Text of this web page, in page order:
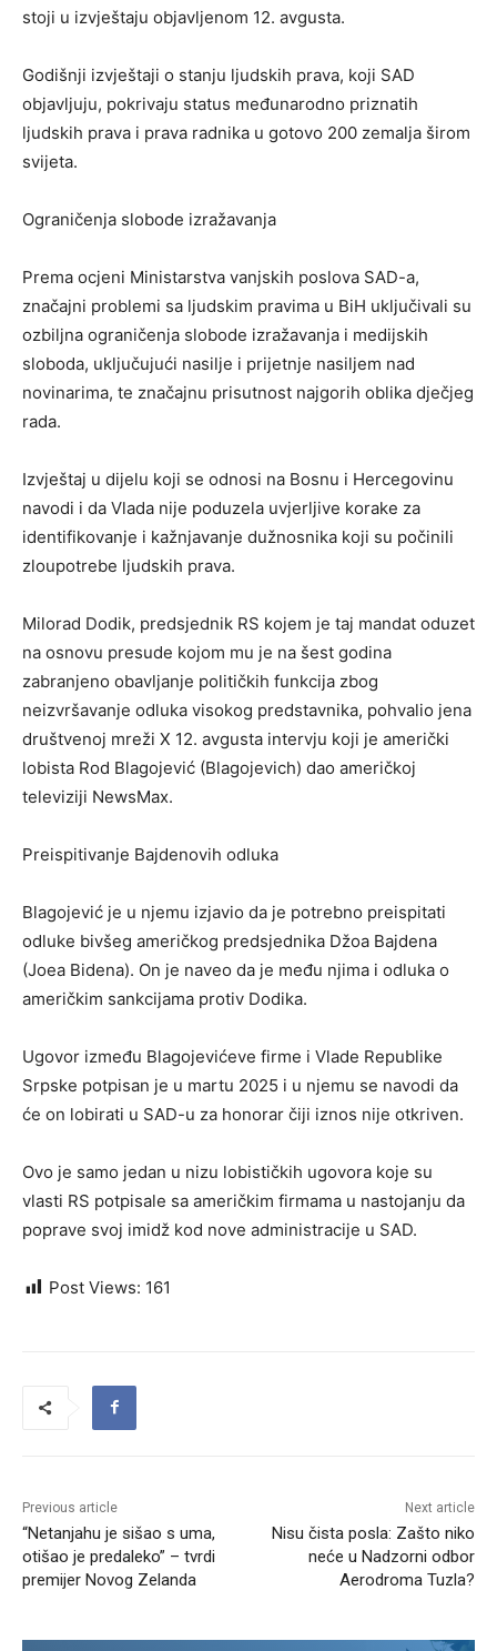
stoji u izvještaju objavljenom 12. avgusta.
Godišnji izvještaji o stanju ljudskih prava, koji SAD
objavljuju, pokrivaju status međunarodno priznatih
ljudskih prava i prava radnika u gotovo 200 zemalja širom
svijeta.
Ograničenja slobode izražavanja
Prema ocjeni Ministarstva vanjskih poslova SAD-a,
značajni problemi sa ljudskim pravima u BiH uključivali su
ozbiljna ograničenja slobode izražavanja i medijskih
sloboda, uključujući nasilje i prijetnje nasiljem nad
novinarima, te značajnu prisutnost najgorih oblika dječjeg
rada.
Izvještaj u dijelu koji se odnosi na Bosnu i Hercegovinu
navodi i da Vlada nije poduzela uvjerljive korake za
identifikovanje i kažnjavanje dužnosnika koji su počinili
zloupotrebe ljudskih prava.
Milorad Dodik, predsjednik RS kojem je taj mandat oduzet
na osnovu presude kojom mu je na šest godina
zabranjeno obavljanje političkih funkcija zbog
neizvršavanje odluka visokog predstavnika, pohvalio jena
društvenoj mreži X 12. avgusta intervju koji je američki
lobista Rod Blagojević (Blagojevich) dao američkoj
televiziji NewsMax.
Preispitivanje Bajdenovih odluka
Blagojević je u njemu izjavio da je potrebno preispitati
odluke bivšeg američkog predsjednika Džoa Bajdena
(Joea Bidena). On je naveo da je među njima i odluka o
američkim sankcijama protiv Dodika.
Ugovor između Blagojevićeve firme i Vlade Republike
Srpske potpisan je u martu 2025 i u njemu se navodi da
će on lobirati u SAD-u za honorar čiji iznos nije otkriven.
Ovo je samo jedan u nizu lobističkih ugovora koje su
vlasti RS potpisale sa američkim firmama u nastojanju da
poprave svoj imidž kod nove administracije u SAD.
Post Views: 161
Previous article
“Netanjahu je sišao s uma,
otišao je predaleko” – tvrdi
premijer Novog Zelanda
Next article
Nisu čista posla: Zašto niko
neće u Nadzorni odbor
Aerodroma Tuzla?